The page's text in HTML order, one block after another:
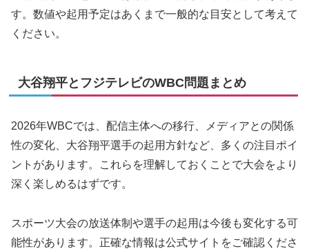
す。数値や起用予定はあくまで一般的な目安として考えて
ください。
大谷翔平とフジテレビのWBC問題まとめ
2026年WBCでは、配信主体への移行、メディアとの関係
性の変化、大谷翔平選手の起用方針など、多くの注目ポイ
ントがあります。これらを理解しておくことで大会をより
深く楽しめるはずです。
スポーツ大会の放送体制や選手の起用は今後も変化する可
能性があります。正確な情報は公式サイトをご確認くださ